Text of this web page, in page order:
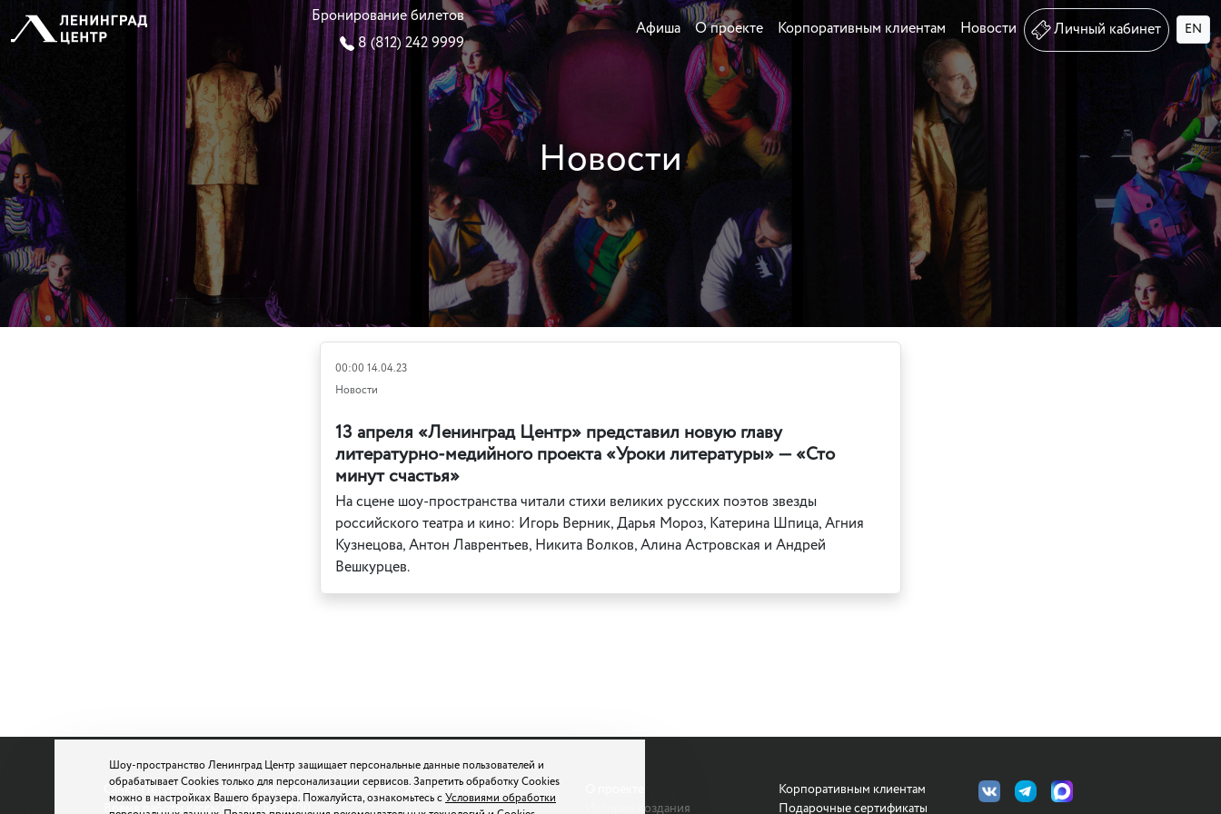
Шоу-пространство Ленинград Центр защищает персональные данные пользователей и
обрабатывает Cookies только для персонализации сервисов. Запретить обработку Cookies
можно в настройках Вашего браузера. Пожалуйста, ознакомьтесь сУсловиями обработки
Бронирование билетов
8 (812) 242 9999
Афиша О проекте Корпоративным клиентам Новости Личный кабинет EN
Новости
00:00 14.04.23
Новости
13 апреля «Ленинград Центр» представил новую главу
литературно-медийного проекта «Уроки литературы» — «Сто
минут счастья»
На сцене шоу-пространства читали стихи великих русских поэтов звезды
российского театра и кино: Игорь Верник, Дарья Мороз, Катерина Шпица, Агния
Кузнецова, Антон Лаврентьев, Никита Волков, Алина Астровская и Андрей
Вешкурцев.
Санкт-Петербург, Потемкинская, д.4, лит. А
Время работы кассы с 12:00 до 22:00
Афиша и билеты
Шоу
История создания
Корпоративным клиентам
Подарочные сертификаты